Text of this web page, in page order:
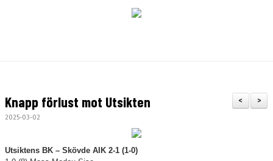
DOKUMENT
>
<
Knapp förlust mot Utsikten
2025-03-02
Utsiktens BK – Skövde AIK 2-1 (1-0)